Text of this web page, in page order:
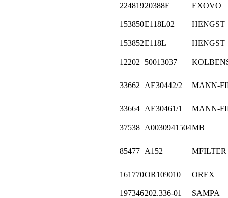
22481920388E EXOVO
153850E118L02 HENGST
153852E118L HENGST
12202 50013037
33662 AE30442/2 MANN-
33664 AE30461/1 MANN-
37538 A0030941504MB
85477 A152 MFILTER
161770OR109010 OREX
197346202.336-01 SAMPA